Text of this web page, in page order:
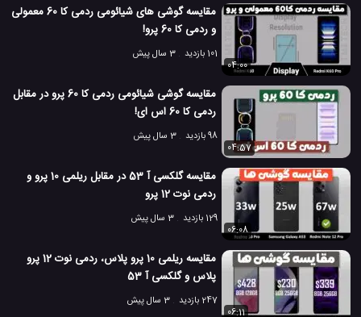
مقایسه گوشی های شیائومی ردمی کا 60 معمولی
و ردمی کا 60 پرو!
101 بازدید
3 سال پیش
04:00
مقایسه گوشی شیائومی ردمی کا 60 پرو در مقابل
ردمی کا 60 اس ای!
98 بازدید
3 سال پیش
04:57
مقایسه گلکسی آ 53 در مقابل ریلمی 10 پرو و
ردمی نوت 12 پرو
129 بازدید
3 سال پیش
06:08
مقایسه ریلمی 10 پرو پلاس، ردمی نوت 12 پرو
پلاس و گلکسی آ 53
247 بازدید
3 سال پیش
06:11